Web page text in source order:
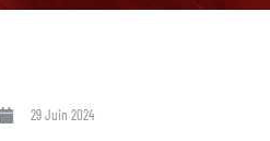
29 Juin 2024